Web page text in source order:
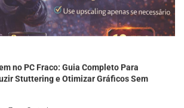
no PC Fraco: Guia Completo Para
Stuttering e Otimizar Gráficos Sem